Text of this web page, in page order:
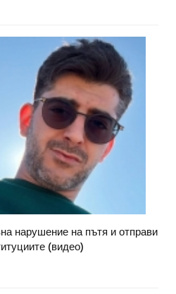
нарушение на пътя и отправи
(видео)